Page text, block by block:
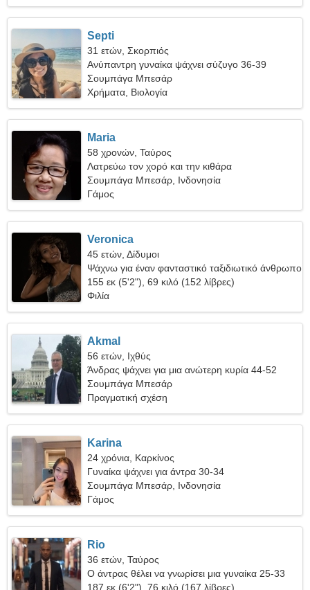
Septi
31 ετών, Σκορπιός
Ανύπαντρη γυναίκα ψάχνει σύζυγο 36-39
Σουμπάγα Μπεσάρ
Χρήματα, Βιολογία
Maria
58 χρονών, Ταύρος
Λατρεύω τον χορό και την κιθάρα
Σουμπάγα Μπεσάρ, Ινδονησία
Γάμος
Veronica
45 ετών, Δίδυμοι
Ψάχνω για έναν φανταστικό ταξιδιωτικό άνθρωπο
155 εκ (5'2"), 69 κιλό (152 λίβρες)
Φιλία
Akmal
56 ετών, Ιχθύς
Άνδρας ψάχνει για μια ανώτερη κυρία 44-52
Σουμπάγα Μπεσάρ
Πραγματική σχέση
Karina
24 χρόνια, Καρκίνος
Γυναίκα ψάχνει για άντρα 30-34
Σουμπάγα Μπεσάρ, Ινδονησία
Γάμος
Rio
36 ετών, Ταύρος
Ο άντρας θέλει να γνωρίσει μια γυναίκα 25-33
187 εκ (6'2"), 76 κιλό (167 λίβρες)